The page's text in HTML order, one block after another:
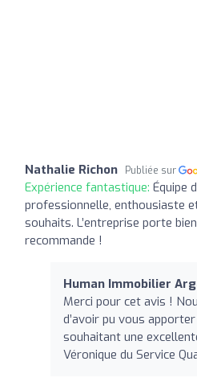
Nathalie Richon Publiée sur
Expérience fantastique: Équipe
professionnelle, enthousiaste
souhaits. L’entreprise porte
recommande !
Human Immobilier
Merci pour cet avis !
d’avoir pu vous
souhaitant une
Véronique du Service